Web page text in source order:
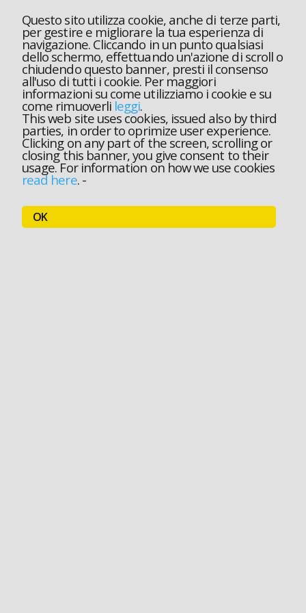
Questo sito utilizza cookie, anche di terze parti,
per gestire e migliorare la tua esperienza di
navigazione. Cliccando in un punto qualsiasi
dello schermo, effettuando un'azione di scroll o
chiudendo questo banner, presti il consenso
all'uso di tutti i cookie. Per maggiori
informazioni su come utilizziamo i cookie e su
come rimuoverli leggi.
This web site uses cookies, issued also by third
parties, in order to oprimize user experience.
Clicking on any part of the screen, scrolling or
closing this banner, you give consent to their
usage. For information on how we use cookies
read here.-
OK